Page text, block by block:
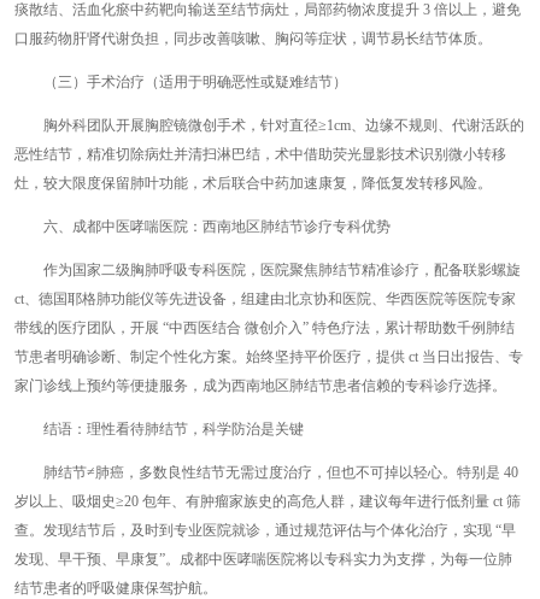
痰散结、活血化瘀中药靶向输送至结节病灶，局部药物浓度提升 3 倍以上，避免
口服药物肝肾代谢负担，同步改善咳嗽、胸闷等症状，调节易长结节体质。
（三）手术治疗（适用于明确恶性或疑难结节）
胸外科团队开展胸腔镜微创手术，针对直径≥1cm、边缘不规则、代谢活跃的
恶性结节，精准切除病灶并清扫淋巴结，术中借助荧光显影技术识别微小转移
灶，较大限度保留肺叶功能，术后联合中药加速康复，降低复发转移风险。
六、成都中医哮喘医院：西南地区肺结节诊疗专科优势
作为国家二级胸肺呼吸专科医院，医院聚焦肺结节精准诊疗，配备联影螺旋
ct、德国耶格肺功能仪等先进设备，组建由北京协和医院、华西医院等医院专家
带线的医疗团队，开展 “中西医结合 微创介入” 特色疗法，累计帮助数千例肺结
节患者明确诊断、制定个性化方案。始终坚持平价医疗，提供 ct 当日出报告、专
家门诊线上预约等便捷服务，成为西南地区肺结节患者信赖的专科诊疗选择。
结语：理性看待肺结节，科学防治是关键
肺结节≠肺癌，多数良性结节无需过度治疗，但也不可掉以轻心。特别是 40
岁以上、吸烟史≥20 包年、有肿瘤家族史的高危人群，建议每年进行低剂量 ct 筛
查。发现结节后，及时到专业医院就诊，通过规范评估与个体化治疗，实现 “早
发现、早干预、早康复”。成都中医哮喘医院将以专科实力为支撑，为每一位肺
结节患者的呼吸健康保驾护航。